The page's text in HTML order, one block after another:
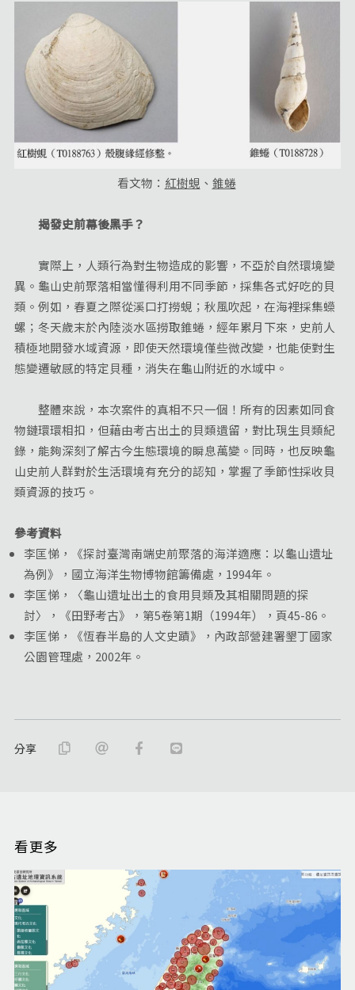
看文物： 紅樹蜆 、 錐蜷
揭發史前幕後黑手？
實際上，人類行為對生物造成的影響，不亞於自然環境變
異。龜山史前聚落相當懂得利用不同季節，採集各式好吃的貝
類。例如，春夏之際從溪口打撈蜆；秋風吹起，在海裡採集蠑
螺；冬天歲末於內陸淡水區撈取錐蜷，經年累月下來，史前人
積極地開發水域資源，即使天然環境僅些微改變，也能使對生
態變遷敏感的特定貝種，消失在龜山附近的水域中。
整體來說，本次案件的真相不只一個！所有的因素如同食
物鏈環環相扣，但藉由考古出土的貝類遺留，對比現生貝類紀
錄，能夠深刻了解古今生態環境的瞬息萬變。同時，也反映龜
山史前人群對於生活環境有充分的認知，掌握了季節性採收貝
類資源的技巧。
參考資料
李匡悌，《探討臺灣南端史前聚落的海洋適應：以龜山遺址
為例》，國立海洋生物博物館籌備處，1994年。
李匡悌，〈龜山遺址出土的食用貝類及其相關問題的探
討〉，《田野考古》，第5卷第1期（1994年），頁45-86。
李匡悌，《恆春半島的人文史蹟》，內政部營建署墾丁國家
公園管理處，2002年。
分享
看更多